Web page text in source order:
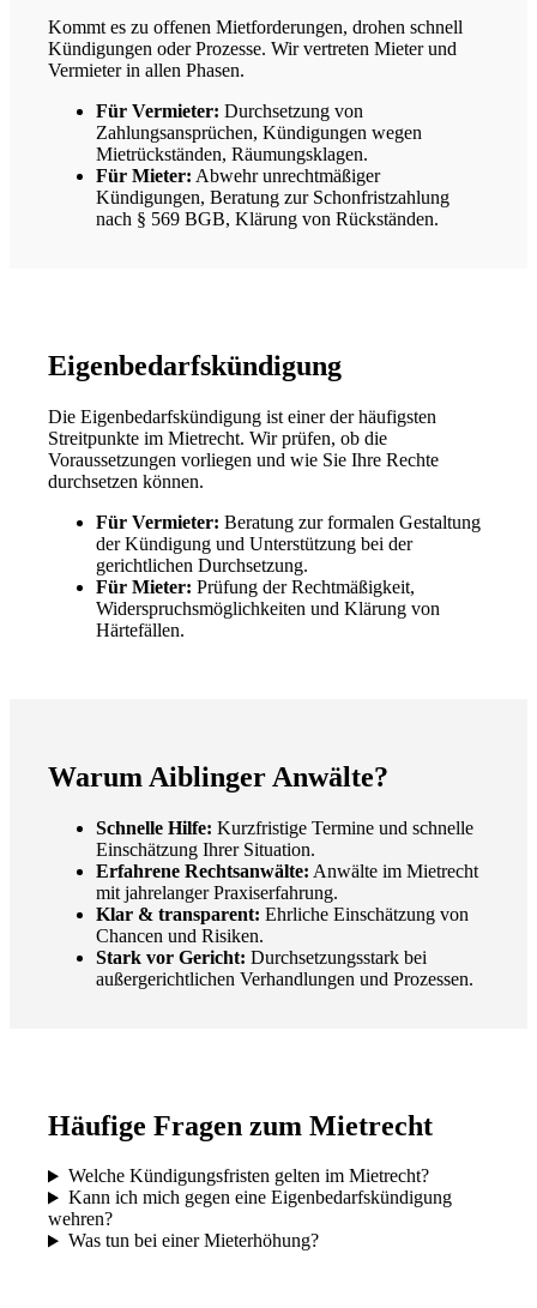
Kommt es zu offenen Mietforderungen, drohen schnell
Kündigungen oder Prozesse. Wir vertreten Mieter und
Vermieter in allen Phasen.
Für Vermieter: Durchsetzung von
Zahlungsansprüchen, Kündigungen wegen
Mietrückständen, Räumungsklagen.
Für Mieter: Abwehr unrechtmäßiger
Kündigungen, Beratung zur Schonfristzahlung
nach § 569 BGB, Klärung von Rückständen.
Eigenbedarfskündigung
Die Eigenbedarfskündigung ist einer der häufigsten
Streitpunkte im Mietrecht. Wir prüfen, ob die
Voraussetzungen vorliegen und wie Sie Ihre Rechte
durchsetzen können.
Für Vermieter: Beratung zur formalen Gestaltung
der Kündigung und Unterstützung bei der
gerichtlichen Durchsetzung.
Für Mieter: Prüfung der Rechtmäßigkeit,
Widerspruchsmöglichkeiten und Klärung von
Härtefällen.
Warum Aiblinger Anwälte?
Schnelle Hilfe: Kurzfristige Termine und schnelle
Einschätzung Ihrer Situation.
Erfahrene Rechtsanwälte: Anwälte im Mietrecht
mit jahrelanger Praxiserfahrung.
Klar & transparent: Ehrliche Einschätzung von
Chancen und Risiken.
Stark vor Gericht: Durchsetzungsstark bei
außergerichtlichen Verhandlungen und Prozessen.
Häufige Fragen zum Mietrecht
Welche Kündigungsfristen gelten im Mietrecht?
Kann ich mich gegen eine Eigenbedarfskündigung
wehren?
Was tun bei einer Mieterhöhung?